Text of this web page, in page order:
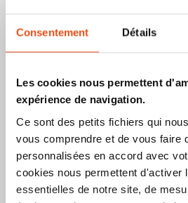
Consentement Détails
Les cookies nous permettent
expérience de navigation.
Ce sont des petits fichiers qui
vous comprendre et de vous faire
personnalisées en accord avec
cookies nous permettent d'activer
essentielles de notre site, de
Cadenas à code version
haute anse 4 chiffres 158/50
35,50 €
5